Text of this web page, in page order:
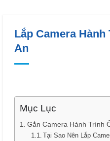
Lắp Camera Hành
An
Mục Lục
Gắn Camera Hành Trình
Tại Sao Nên Lắp